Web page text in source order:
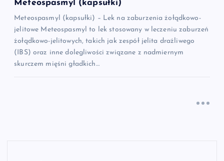
Meteospasmyl (kapsułki)
Meteospasmyl (kapsułki) – Lek na zaburzenia żołądkowo-
jelitowe Meteospasmyl to lek stosowany w leczeniu zaburzeń
żołądkowo-jelitowych, takich jak zespół jelita drażliwego
(IBS) oraz inne dolegliwości związane z nadmiernym
skurczem mięśni gładkich…